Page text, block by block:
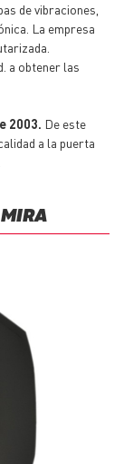
de vibraciones,
La empresa
a obtener las
2003. De este
a la puerta